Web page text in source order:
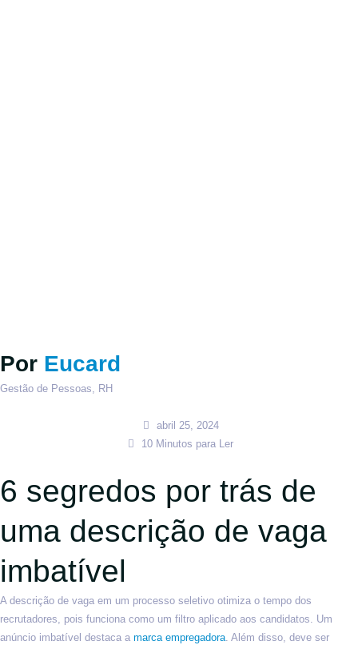
Por Eucard
Gestão de Pessoas, RH
abril 25, 2024
10 Minutos para Ler
6 segredos por trás de
uma descrição de vaga
imbatível
A descrição de vaga em um processo seletivo otimiza o tempo dos
recrutadores, pois funciona como um filtro aplicado aos candidatos. Um
anúncio imbatível destaca a marca empregadora. Além disso, deve ser